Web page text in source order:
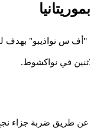
في نواكشوط.
عن طريق ضربة جزاء